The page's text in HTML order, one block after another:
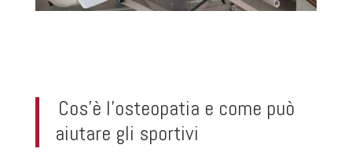
Cos’è l’osteopatia e come può
aiutare gli sportivi